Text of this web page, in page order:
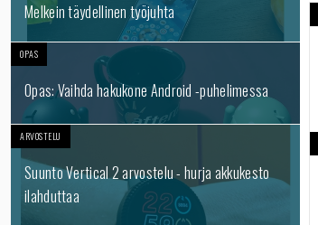
Melkein täydellinen työjuhta
OPAS
Opas: Vaihda hakukone Android -puhelimessa
ARVOSTELU
Suunto Vertical 2 arvostelu - hurja akkukesto
ilahduttaa